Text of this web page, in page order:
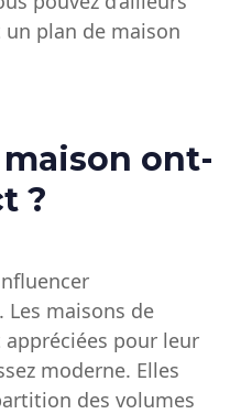
un plan de maison
ont-
?
Les maisons de
pour leur
moderne. Elles
des volumes